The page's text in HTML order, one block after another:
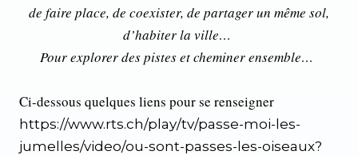
de faire place, de coexister, de partager un même sol,
d’habiter la ville…
Pour explorer des pistes et cheminer ensemble…
Ci-dessous quelques liens pour se renseigner
https://www.rts.ch/play/tv/passe-moi-les-
jumelles/video/ou-sont-passes-les-oiseaux?